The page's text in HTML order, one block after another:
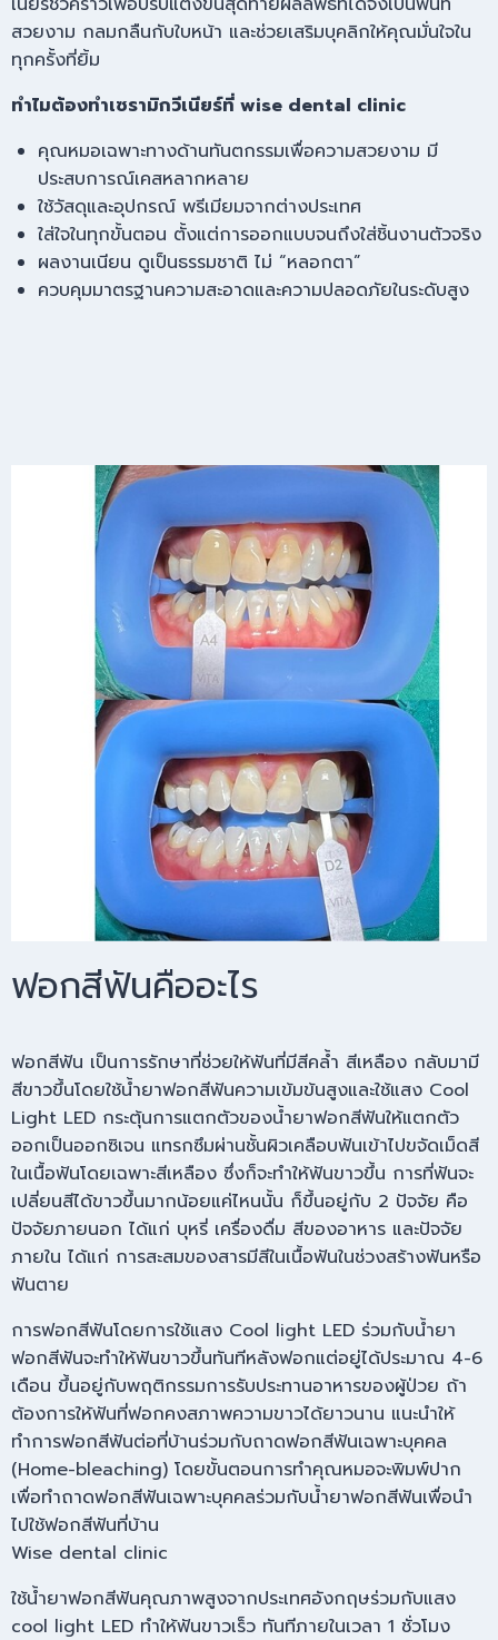
สวยงาม กลมกลืนกับใบหน้า และช่วยเสริมบุคลิกให้คุณมั่นใจใน
ทุกครั้งที่ยิ้ม
ทำไมต้องทำเซรามิกวีเนียร์ที่ wise dental clinic
คุณหมอเฉพาะทางด้านทันตกรรมเพื่อความสวยงาม มี
ประสบการณ์เคสหลากหลาย
ใช้วัสดุและอุปกรณ์ พรีเมียมจากต่างประเทศ
ใส่ใจในทุกขั้นตอน ตั้งแต่การออกแบบจนถึงใส่ชิ้นงานตัวจริง
ผลงานเนียน ดูเป็นธรรมชาติ ไม่ “หลอกตา”
ควบคุมมาตรฐานความสะอาดและความปลอดภัยในระดับสูง
ฟอกสีฟันคืออะไร
ฟอกสีฟัน เป็นการรักษาที่ช่วยให้ฟันที่มีสีคล้ำ สีเหลือง กลับมามี
สีขาวขึ้นโดยใช้น้ำยาฟอกสีฟันความเข้มข้นสูงและใช้แสง Cool
Light LED กระตุ้นการแตกตัวของน้ำยาฟอกสีฟันให้แตกตัว
ออกเป็นออกซิเจน แทรกซึมผ่านชั้นผิวเคลือบฟันเข้าไปขจัดเม็ดสี
ในเนื้อฟันโดยเฉพาะสีเหลือง ซึ่งก็จะทำให้ฟันขาวขึ้น การที่ฟันจะ
เปลี่ยนสีได้ขาวขึ้นมากน้อยแค่ไหนนั้น ก็ขึ้นอยู่กับ 2 ปัจจัย คือ
ปัจจัยภายนอก ได้แก่ บุหรี่ เครื่องดื่ม สีของอาหาร และปัจจัย
ภายใน ได้แก่ การสะสมของสารมีสีในเนื้อฟันในช่วงสร้างฟันหรือ
ฟันตาย
การฟอกสีฟันโดยการใช้แสง Cool light LED ร่วมกับน้ำยา
ฟอกสีฟันจะทำให้ฟันขาวขึ้นทันทีหลังฟอกแต่อยู่ได้ประมาณ 4-6
เดือน ขึ้นอยู่กับพฤติกรรมการรับประทานอาหารของผู้ป่วย ถ้า
ต้องการให้ฟันที่ฟอกคงสภาพความขาวได้ยาวนาน แนะนำให้
ทำการฟอกสีฟันต่อที่บ้านร่วมกับถาดฟอกสีฟันเฉพาะบุคคล
(Home-bleaching) โดยขั้นตอนการทำคุณหมอจะพิมพ์ปาก
เพื่อทำถาดฟอกสีฟันเฉพาะบุคคลร่วมกับน้ำยาฟอกสีฟันเพื่อนำ
ไปใช้ฟอกสีฟันที่บ้าน
Wise dental clinic
ใช้น้ำยาฟอกสีฟันคุณภาพสูงจากประเทศอังกฤษร่วมกับแสง
cool light LED ทำให้ฟันขาวเร็ว ทันทีภายในเวลา 1 ชั่วโมง